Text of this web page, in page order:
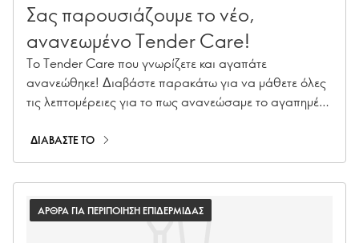
Σας παρουσιάζουμε το νέο,
ανανεωμένο Tender Care!
Το Tender Care που γνωρίζετε και αγαπάτε
ανανεώθηκε! Διαβάστε παρακάτω για να μάθετε όλες
τις λεπτομέρειες για το πως ανανεώσαμε το αγαπημένο
ΔΙΑΒΑΣΤΕ ΤΟ
ΑΡΘΡΑ ΓΙΑ ΠΕΡΙΠΟΙΗΣΗ ΕΠΙΔΕΡΜΙΔΑΣ